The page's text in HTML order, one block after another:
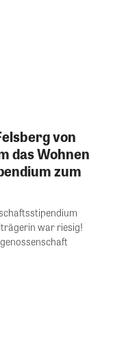
von
das Wohnen
zum
war riesig!